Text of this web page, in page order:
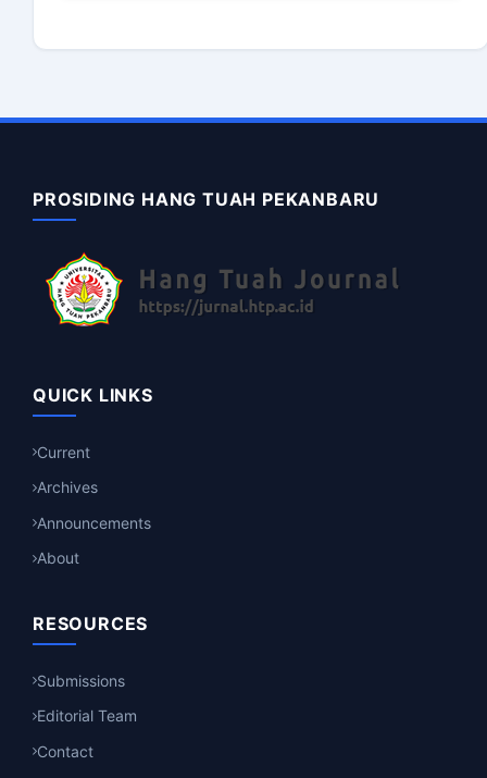
PROSIDING HANG TUAH PEKANBARU
QUICK LINKS
Current
Archives
Announcements
About
RESOURCES
Submissions
Editorial Team
Contact